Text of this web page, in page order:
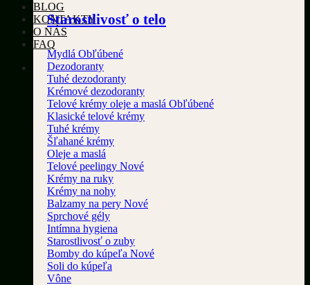
BLOG
KONTAKTY
O NÁS
FAQ
Starostlivosť o telo
Mydlá
Dezodoranty
Tuhé dezodoranty
Krémové dezodoranty
Telové krémy oleje a maslá
Klasické telové krémy
Tuhé krémy
Šľahané krémy
Oleje a maslá
Telové peelingy
Krémy na ruky
Krémy na nohy
Balzamy na pery
Sprchové gély
Intímna hygiena
Starostlivosť o zuby
Bomby do kúpeľa
Soli do kúpeľa
Vône